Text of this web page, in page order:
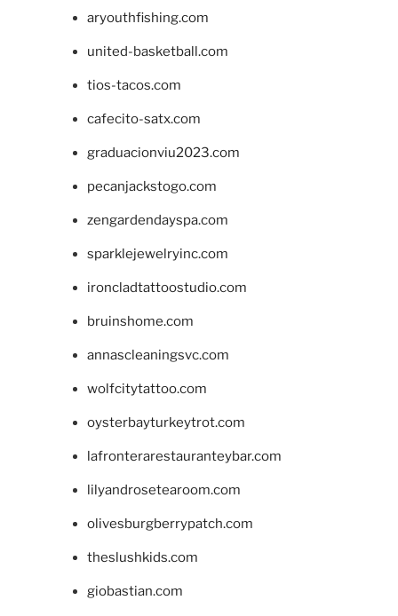
aryouthfishing.com
united-basketball.com
tios-tacos.com
cafecito-satx.com
graduacionviu2023.com
pecanjackstogo.com
zengardendayspa.com
sparklejewelryinc.com
ironcladtattoostudio.com
bruinshome.com
annascleaningsvc.com
wolfcitytattoo.com
oysterbayturkeytrot.com
lafronterarestauranteybar.com
lilyandrosetearoom.com
olivesburgberrypatch.com
theslushkids.com
giobastian.com